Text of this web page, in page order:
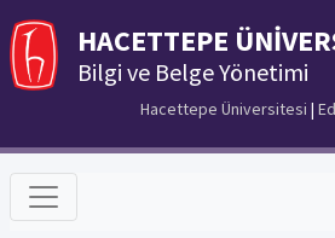
HACETTEPE
Bilgi ve Belge Yönetimi
Hacettepe Üniversitesi |